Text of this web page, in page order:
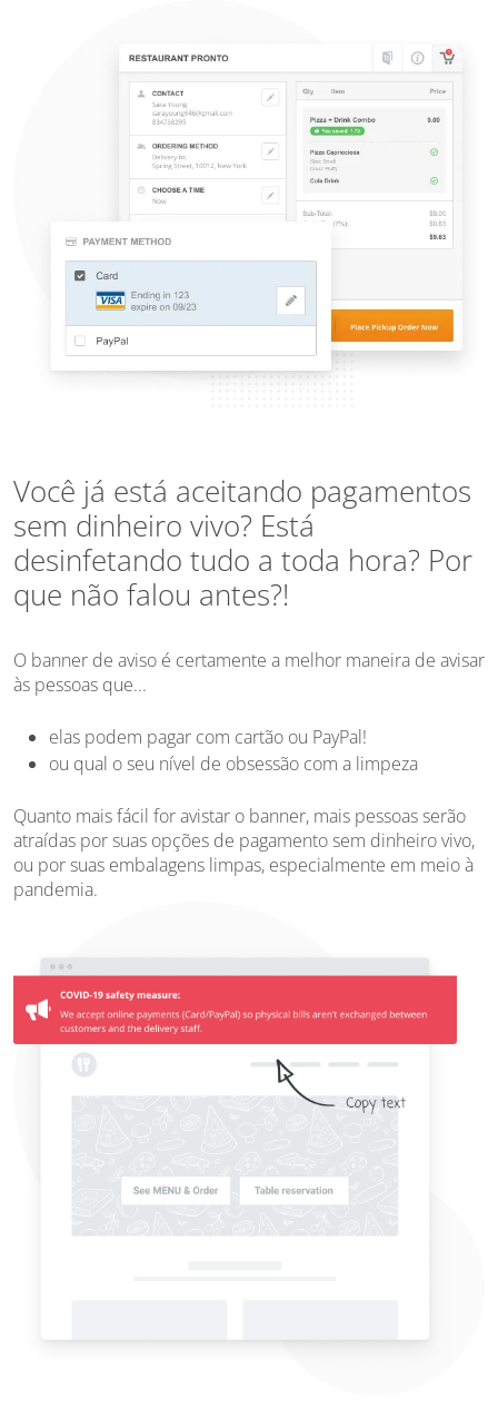
Você já está aceitando pagamentos
sem dinheiro vivo? Está
desinfetando tudo a toda hora? Por
que não falou antes?!
O banner de aviso é certamente a melhor maneira de avisar
às pessoas que...
elas podem pagar com cartão ou PayPal!
ou qual o seu nível de obsessão com a limpeza
Quanto mais fácil for avistar o banner, mais pessoas serão
atraídas por suas opções de pagamento sem dinheiro vivo,
ou por suas embalagens limpas, especialmente em meio à
pandemia.